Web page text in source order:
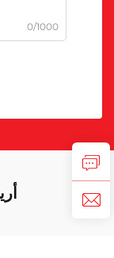
0/1000